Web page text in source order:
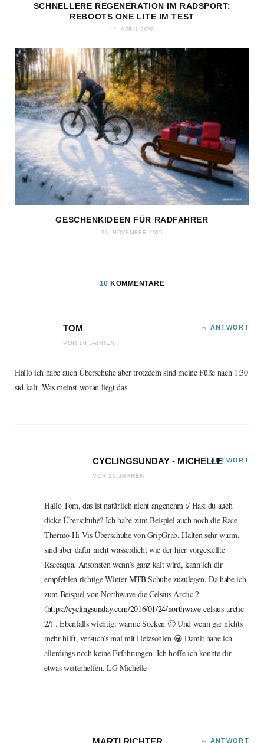
SCHNELLERE REGENERATION IM RADSPORT:
REBOOTS ONE LITE IM TEST
12. APRIL 2026
GESCHENKIDEEN FÜR RADFAHRER
30. NOVEMBER 2025
10 KOMMENTARE
TOM
VOR 10 JAHREN
ANTWORT
Hallo ich habe auch Überschuhe aber trotzdem sind meine Füße nach 1:30
std kalt. Was meinst woran liegt das
CYCLINGSUNDAY - MICHELLE
VOR 10 JAHREN
ANTWORT
Hallo Tom, das ist natürlich nicht angenehm :/ Hast du auch
dicke Überschuhe? Ich habe zum Beispiel auch noch die Race
Thermo Hi-Vis Überschuhe von GripGrab. Halten sehr warm,
sind aber dafür nicht wasserdicht wie der hier vorgestellte
Raceaqua. Ansonsten wenn’s ganz kalt wird, kann ich dir
empfehlen richtige Winter MTB Schuhe zuzulegen. Da habe ich
zum Beispiel von Northwave die Celsius Arctic 2
(https://cyclingsunday.com/2016/01/24/northwave-celsius-arctic-
2/) . Ebenfalls wichtig: warme Socken 🙂 Und wenn gar nichts
mehr hilft, versuch’s mal mit Heizsohlen 😀 Damit habe ich
allerdings noch keine Erfahrungen. Ich hoffe ich konnte dir
etwas weiterhelfen. LG Michelle
ANTWORT